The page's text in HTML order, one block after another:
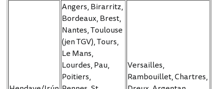
Angers, Birarritz,
Bordeaux, Brest,
Nantes, Toulouse
(jen TGV), Tours,
Le Mans,
Lourdes, Pau,
Poitiers,
Versailles,
Rambouillet, Chartres,